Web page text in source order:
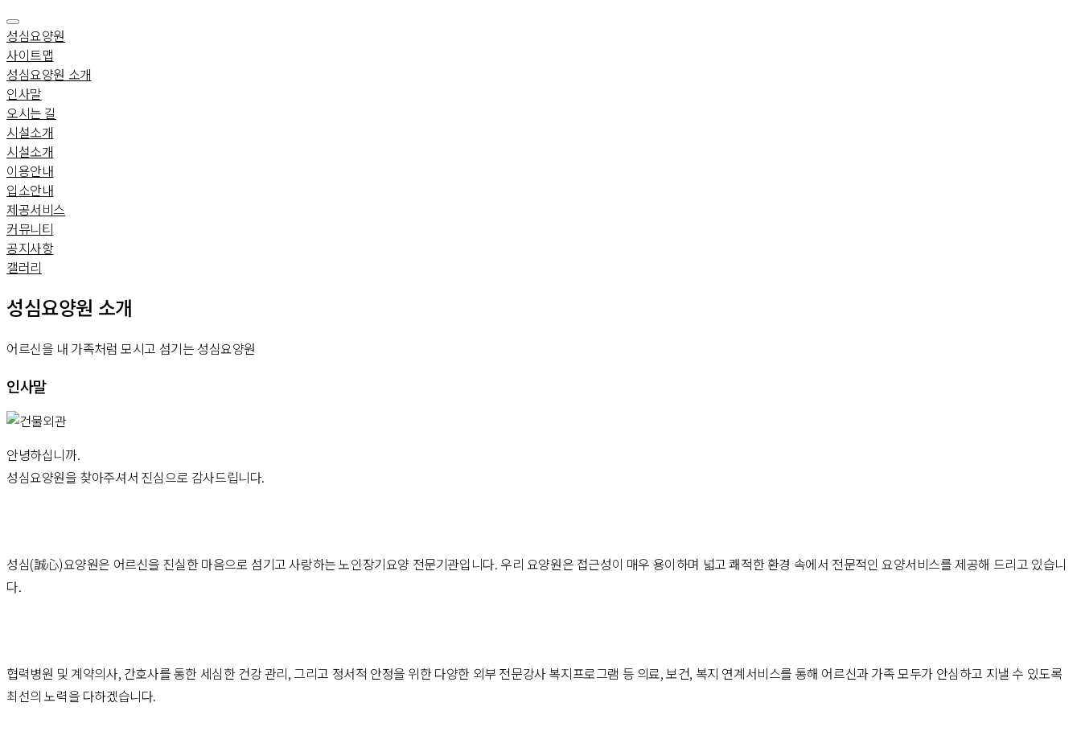
성심요양원
사이트맵
성심요양원 소개
인사말
오시는 길
시설소개
시설소개
이용안내
입소안내
제공서비스
커뮤니티
공지사항
갤러리
성심요양원 소개
어르신을 내 가족처럼 모시고 섬기는 성심요양원
인사말
안녕하십니까.
성심요양원을 찾아주셔서 진심으로 감사드립니다.
성심(誠心)요양원은 어르신을 진실한 마음으로 섬기고 사랑하는 노인장기요양 전문기관입니다. 우리 요양원은 접근성이 매우 용이하며 넓고 쾌적한 환경 속에서 전문적인 요양서비스를 제공해 드리고 있습니
다.
협력병원 및 계약의사, 간호사를 통한 세심한 건강 관리, 그리고 정서적 안정을 위한 다양한 외부 전문강사 복지프로그램 등 의료, 보건, 복지 연계서비스를 통해 어르신과 가족 모두가 안심하고 지낼 수 있도록
최선의 노력을 다하겠습니다.